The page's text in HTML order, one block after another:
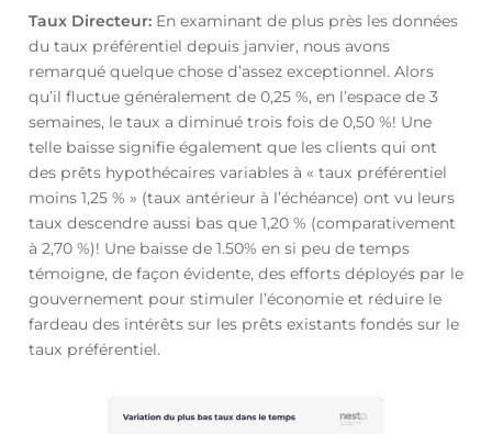
Taux Directeur: En examinant de plus près les données
du taux préférentiel depuis janvier, nous avons
remarqué quelque chose d’assez exceptionnel. Alors
qu’il fluctue généralement de 0,25 %, en l’espace de 3
semaines, le taux a diminué trois fois de 0,50 %! Une
telle baisse signifie également que les clients qui ont
des prêts hypothécaires variables à « taux préférentiel
moins 1,25 % » (taux antérieur à l’échéance) ont vu leurs
taux descendre aussi bas que 1,20 % (comparativement
à 2,70 %)! Une baisse de 1.50% en si peu de temps
témoigne, de façon évidente, des efforts déployés par le
gouvernement pour stimuler l’économie et réduire le
fardeau des intérêts sur les prêts existants fondés sur le
taux préférentiel.